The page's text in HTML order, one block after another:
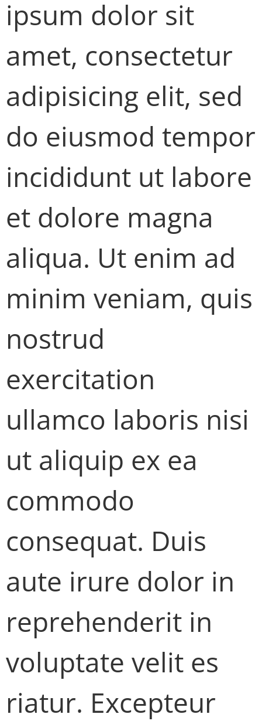
ipsum dolor sit
amet, consectetur
adipisicing elit, sed
do eiusmod tempor
incididunt ut labore
et dolore magna
aliqua. Ut enim ad
minim veniam, quis
nostrud
exercitation
ullamco laboris nisi
ut aliquip ex ea
commodo
consequat. Duis
aute irure dolor in
reprehenderit in
voluptate velit es
riatur. Excepteur